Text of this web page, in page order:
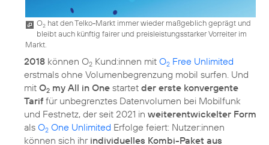
O2 hat den Telko-Markt immer wieder maßgeblich geprägt und
bleibt auch künftig fairer und preisleistungsstarker Vorreiter im
Markt.
2018 können O2 Kund:innen mit O2 Free Unlimited
erstmals ohne Volumenbegrenzung mobil surfen. Und
mit O2 my All in One startet der erste konvergente
Tarif für unbegrenztes Datenvolumen bei Mobilfunk
und Festnetz, der seit 2021 in weiterentwickelter Form
als O2 One Unlimited Erfolge feiert: Nutzer:innen
können sich ihr individuelles Kombi-Paket aus